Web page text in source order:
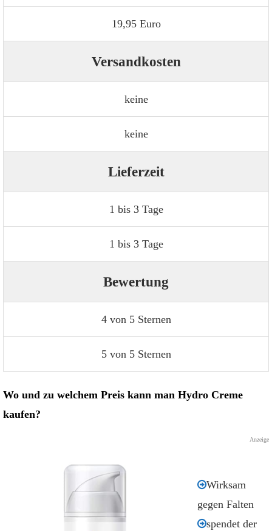
19,95 Euro
Versandkosten
keine
keine
Lieferzeit
1 bis 3 Tage
1 bis 3 Tage
Bewertung
4 von 5 Sternen
5 von 5 Sternen
Wo und zu welchem Preis kann man Hydro Creme
kaufen?
Anzeige
Wirksam
gegen Falten
spendet der